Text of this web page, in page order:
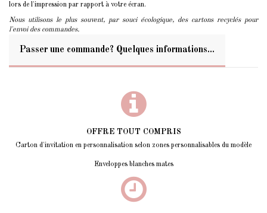
lors de l'impression par rapport à votre écran.
Nous utilisons le plus souvent, par souci écologique, des cartons recyclés pour
l'envoi des commandes.
Passer une commande? Quelques informations...
OFFRE TOUT COMPRIS
Carton d'invitation en personnalisation selon zones personnalisables du modèle
Enveloppes blanches mates